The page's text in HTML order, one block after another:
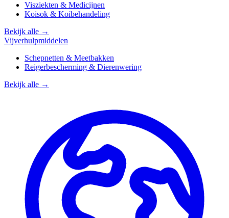
Visziekten & Medicijnen
Koisok & Koibehandeling
Bekijk alle →
Vijverhulpmiddelen
Schepnetten & Meetbakken
Reigerbescherming & Dierenwering
Bekijk alle →